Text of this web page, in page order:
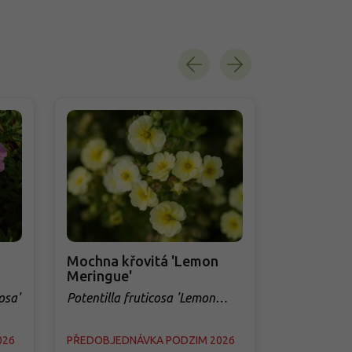
Mochna křovitá 'Lemon
Meringue'
Potentilla fruticosa 'Lemon
PŘEDOBJEDNÁVKA PODZIM 2026